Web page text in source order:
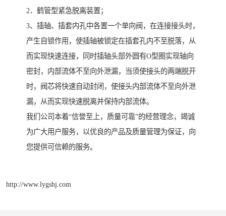
2．鹤管型紧急脱离装置；
3、插轴、插套内孔中各置一个单向阀，在连接接头时，
产生自锁作用，使插轴被锁定在插套孔内不至脱落，从
而实现快速连接，同时插轴头部外圆有O型圈实现轴向
密封，内部流体不至向外泄漏，当须使接头的两端脱开
时，阀芯将快速自动封闭，使接头内部流体不至向外泄
漏，从而实现快速脱离并保持内部流体。
我们公司本着“信誉至上，质量可靠”的经营理念，竭诚
为广大用户服务，以优良的产品及质量管理为保证，向
您提供可信赖的服务。
http://www.lygshj.com